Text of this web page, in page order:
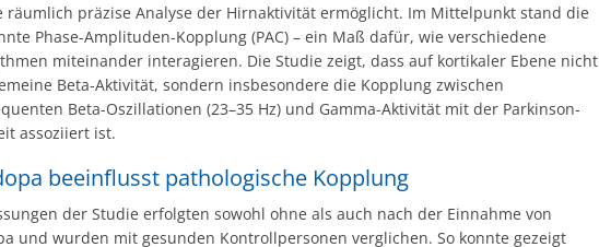
räumlich präzise Analyse der Hirnaktivität ermöglicht. Im Mittelpunkt stand die
Phase-Amplituden-Kopplung (PAC) – ein Maß dafür, wie verschiedene
miteinander interagieren. Die Studie zeigt, dass auf kortikaler Ebene nicht
Beta-Aktivität, sondern insbesondere die Kopplung zwischen
Beta-Oszillationen (23–35 Hz) und Gamma-Aktivität mit der Parkinson-
assoziiert ist.
beeinflusst pathologische Kopplung
der Studie erfolgten sowohl ohne als auch nach der Einnahme von
und wurden mit gesunden Kontrollpersonen verglichen. So konnte gezeigt